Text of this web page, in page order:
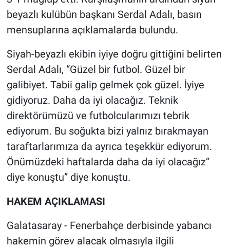
beyazlı kulübün başkanı Serdal Adalı, basın
mensuplarına açıklamalarda bulundu.
Siyah-beyazlı ekibin iyiye doğru gittiğini belirten
Serdal Adalı, “Güzel bir futbol. Güzel bir
galibiyet. Tabii galip gelmek çok güzel. İyiye
gidiyoruz. Daha da iyi olacağız. Teknik
direktörümüzü ve futbolcularımızı tebrik
ediyorum. Bu soğukta bizi yalnız bırakmayan
taraftarlarımıza da ayrıca teşekkür ediyorum.
Önümüzdeki haftalarda daha da iyi olacağız”
diye konuştu” diye konuştu.
HAKEM AÇIKLAMASI
Galatasaray - Fenerbahçe derbisinde yabancı
hakemin görev alacak olmasıyla ilgili
Koronavirüs
Kültür Sanat
Ne demişti
Nedir
Popüler
Programlar
Sağlık
Spor